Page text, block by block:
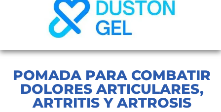
POMADA PARA COMBATIR
DOLORES ARTICULARES,
ARTRITIS Y ARTROSIS